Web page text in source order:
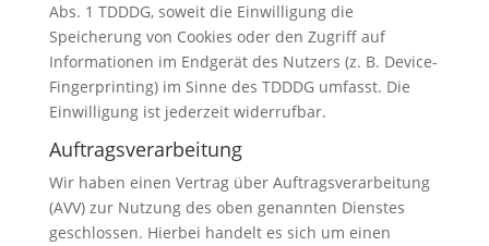
Abs. 1 TDDDG, soweit die Einwilligung die
Speicherung von Cookies oder den Zugriff auf
Informationen im Endgerät des Nutzers (z. B. Device-
Fingerprinting) im Sinne des TDDDG umfasst. Die
Einwilligung ist jederzeit widerrufbar.
Auftragsverarbeitung
Wir haben einen Vertrag über Auftragsverarbeitung
(AVV) zur Nutzung des oben genannten Dienstes
geschlossen. Hierbei handelt es sich um einen